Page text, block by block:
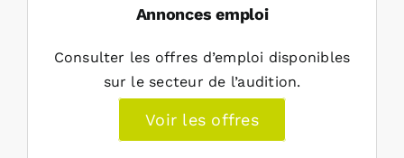
Annonces emploi
Consulter les offres d’emploi disponibles
sur le secteur de l’audition.
Voir les offres